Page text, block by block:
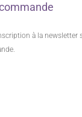
à la newsletter